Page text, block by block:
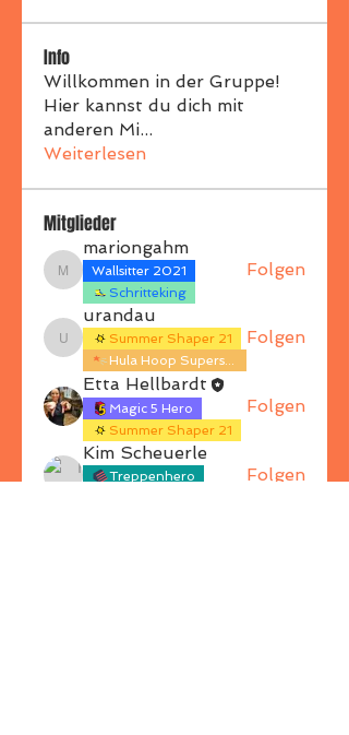
Info
Willkommen in der Gruppe!
Hier kannst du dich mit
anderen Mi...
Weiterlesen
Mitglieder
mariongahm
mariongahm
Wallsitter 2021
Schritteking
Folgen
urandau
urandau
Summer Shaper 21
Hula Hoop Superstar
Folgen
Etta Hellbardt
Magic 5 Hero
Summer Shaper 21
Folgen
Kim Scheuerle
Treppenhero
Folgen